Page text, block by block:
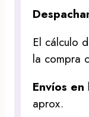
El cálculo
la compra
Envíos en
aprox.